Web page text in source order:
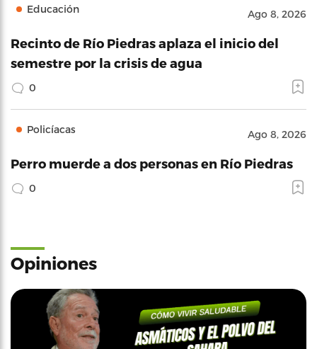
Educación Ago 8, 2026
Recinto de Río Piedras aplaza el inicio del
semestre por la crisis de agua
0
Policíacas Ago 8, 2026
Perro muerde a dos personas en Río Piedras
0
Opiniones